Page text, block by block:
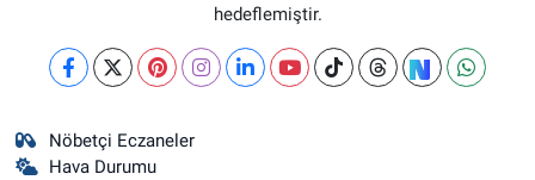
hedeflemiştir.
Nöbetçi Eczaneler
Hava Durumu